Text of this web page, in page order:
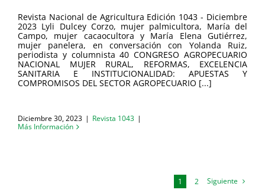
Revista Nacional de Agricultura Edición 1043 - Diciembre
2023 Lyli Dulcey Corzo, mujer palmicultora, María del
Campo, mujer cacaocultora y María Elena Gutiérrez,
mujer panelera, en conversación con Yolanda Ruiz,
periodista y columnista 40 CONGRESO AGROPECUARIO
NACIONAL MUJER RURAL, REFORMAS, EXCELENCIA
SANITARIA E INSTITUCIONALIDAD: APUESTAS Y
COMPROMISOS DEL SECTOR AGROPECUARIO [...]
Diciembre 30, 2023 | Revista 1043 |
Más Información
1 2 Siguiente